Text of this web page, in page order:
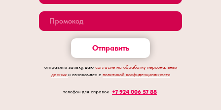
отправляя заявку, даю согласие на обработку персональных
данных и ознакомлен с политикой конфиденциальности
Отправить
+7 924 006 57 88
телефон для справок